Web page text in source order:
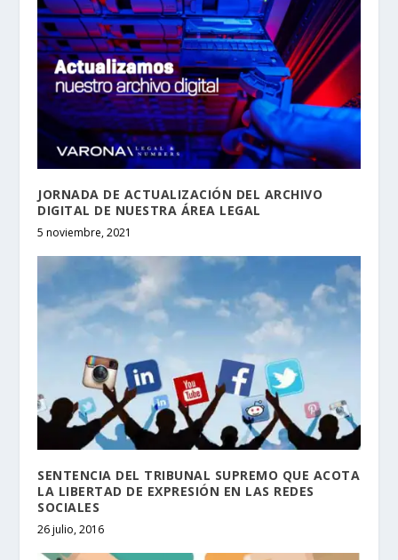
JORNADA DE ACTUALIZACIÓN DEL ARCHIVO
DIGITAL DE NUESTRA ÁREA LEGAL
5 noviembre, 2021
SENTENCIA DEL TRIBUNAL SUPREMO QUE ACOTA
LA LIBERTAD DE EXPRESIÓN EN LAS REDES
SOCIALES
26 julio, 2016